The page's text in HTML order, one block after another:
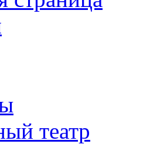
театр